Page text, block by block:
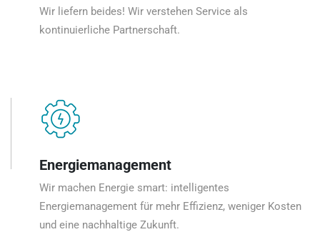
Wir liefern beides! Wir verstehen Service als
kontinuierliche Partnerschaft.
Energiemanagement
Wir machen Energie smart: intelligentes
Energiemanagement für mehr Effizienz, weniger Kosten
und eine nachhaltige Zukunft.